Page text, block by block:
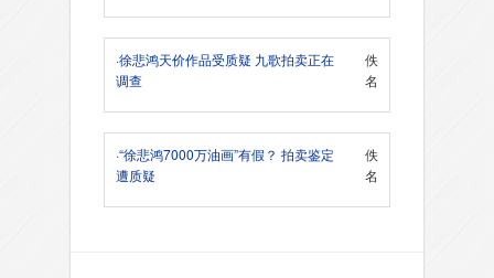
·徐悲鸿天价作品受质疑 九歌拍卖正在
调查
佚
名
·“徐悲鸿7000万油画”有假？ 拍卖鉴定
遭质疑
佚
名